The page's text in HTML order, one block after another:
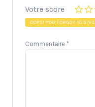
Votre score
OOPS! YOU FORGOT TO
Commentaire *